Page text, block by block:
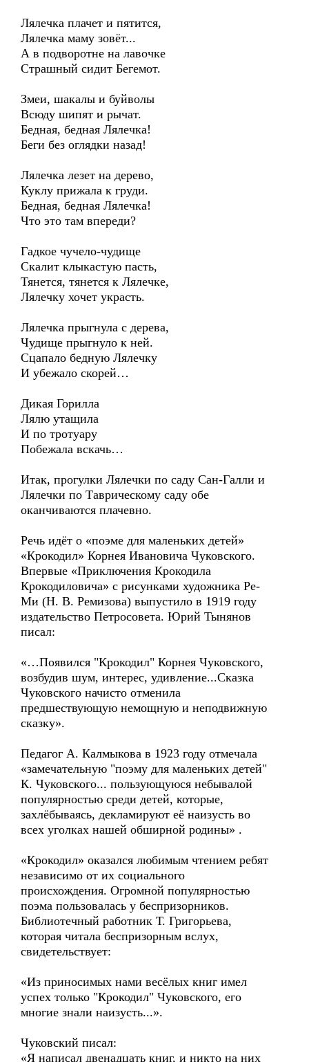
Лялечка плачет и пятится,
Лялечка маму зовёт...
А в подворотне на лавочке
Страшный сидит Бегемот.
Змеи, шакалы и буйволы
Всюду шипят и рычат.
Бедная, бедная Лялечка!
Беги без оглядки назад!
Лялечка лезет на дерево,
Куклу прижала к груди.
Бедная, бедная Лялечка!
Что это там впереди?
Гадкое чучело-чудище
Скалит клыкастую пасть,
Тянется, тянется к Лялечке,
Лялечку хочет украсть.
Лялечка прыгнула с дерева,
Чудище прыгнуло к ней.
Сцапало бедную Лялечку
И убежало скорей…
Дикая Горилла
Лялю утащила
И по тротуару
Побежала вскачь…
Итак, прогулки Лялечки по саду Сан-Галли и
Лялечки по Таврическому саду обе
оканчиваются плачевно.
Речь идёт о «поэме для маленьких детей»
«Крокодил» Корнея Ивановича Чуковского.
Впервые «Приключения Крокодила
Крокодиловича» с рисунками художника Ре-
Ми (Н. В. Ремизова) выпустило в 1919 году
издательство Петросовета. Юрий Тынянов
писал:
«…Появился "Крокодил" Корнея Чуковского,
возбудив шум, интерес, удивление...Сказка
Чуковского начисто отменила
предшествующую немощную и неподвижную
сказку».
Педагог А. Калмыкова в 1923 году отмечала
«замечательную "поэму для маленьких детей"
К. Чуковского... пользующуюся небывалой
популярностью среди детей, которые,
захлёбываясь, декламируют её наизусть во
всех уголках нашей обширной родины» .
«Крокодил» оказался любимым чтением ребят
независимо от их социального
происхождения. Огромной популярностью
поэма пользовалась у беспризорников.
Библиотечный работник Т. Григорьева,
которая читала беспризорным вслух,
свидетельствует:
«Из приносимых нами весёлых книг имел
успех только "Крокодил" Чуковского, его
многие знали наизусть...».
Чуковский писал:
«Я написал двенадцать книг, и никто на них